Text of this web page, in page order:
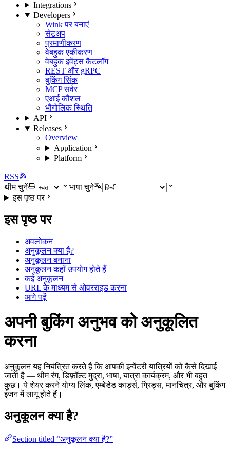
Integrations
Developers
Wink पर बनाएं
सेटअप
प्रमाणीकरण
वेबहुक एकीकरण
वेबहुक इवेंट्स कैटलॉग
REST और gRPC
बुकिंग सिंक
MCP सर्वर
एआई कौशल
भौगोलिक स्थिति
API
Releases
Overview
Application
Platform
RSS
थीम चुनें
भाषा चुने
इस पृष्ठ पर
इस पृष्ठ पर
अवलोकन
अनुकूलन क्या है?
अनुकूलन बनाना
अनुकूलन कहाँ उपयोग होते हैं
कई अनुकूलन
URL के माध्यम से ओवरराइड करना
आगे पढ़ें
अपनी बुकिंग अनुभव को अनुकूलित
करना
अनुकूलन यह नियंत्रित करते हैं कि आपकी इन्वेंटरी यात्रियों को कैसे दिखाई
जाती है — थीम रंग, डिफ़ॉल्ट मुद्रा, भाषा, यात्रा कार्यक्रम, और भी बहुत
कुछ। ये शेयर करने योग्य लिंक, एम्बेडेड कार्ड्स, ग्रिड्स, मानचित्र, और बुकिंग
इंजन में लागू होते हैं।
अनुकूलन क्या है?
Section titled “अनुकूलन क्या है?”